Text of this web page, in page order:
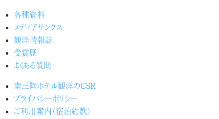
各種資料
メディアサンクス
観洋情報誌
受賞歴
よくある質問
南三陸ホテル観洋のCSR
プライバシーポリシー
ご利用案内（宿泊約款）